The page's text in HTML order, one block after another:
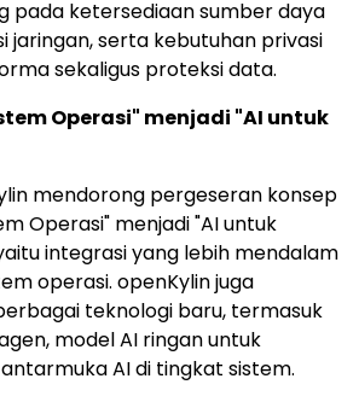
pada ketersediaan sumber daya
jaringan, serta kebutuhan privasi
sekaligus proteksi data.
Operasi" menjadi "AI untuk
mendorong pergeseran konsep
Operasi" menjadi "AI untuk
integrasi yang lebih mendalam
operasi. openKylin juga
teknologi baru, termasuk
model AI ringan untuk
AI di tingkat sistem.